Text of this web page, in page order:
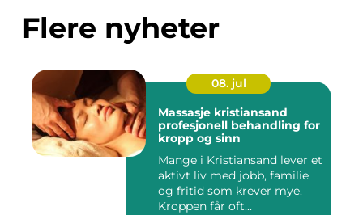
Flere nyheter
08. jul
Massasje kristiansand
profesjonell behandling for
kropp og sinn
Mange i Kristiansand lever et
aktivt liv med jobb, familie
og fritid som krever mye.
Kroppen får oft...